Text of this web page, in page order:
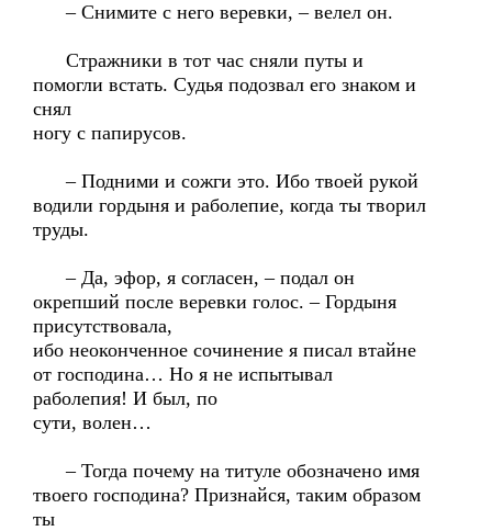
– Снимите с него веревки, – велел он.
Стражники в тот час сняли путы и
помогли встать. Судья подозвал его знаком и
снял
ногу с папирусов.
– Подними и сожги это. Ибо твоей рукой
водили гордыня и раболепие, когда ты творил
труды.
– Да, эфор, я согласен, – подал он
окрепший после веревки голос. – Гордыня
присутствовала,
ибо неоконченное сочинение я писал втайне
от господина… Но я не испытывал
раболепия! И был, по
сути, волен…
– Тогда почему на титуле обозначено имя
твоего господина? Признайся, таким образом
ты